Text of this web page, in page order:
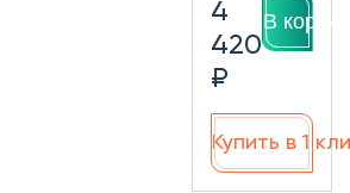
4
420
₽
В
Купить в 1